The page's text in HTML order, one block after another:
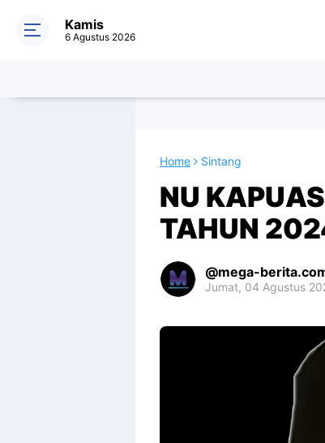
Kamis
6 Agustus 2026
Home Sintang
NU
TAHUN
mega-
Jumat, 04 Agustus